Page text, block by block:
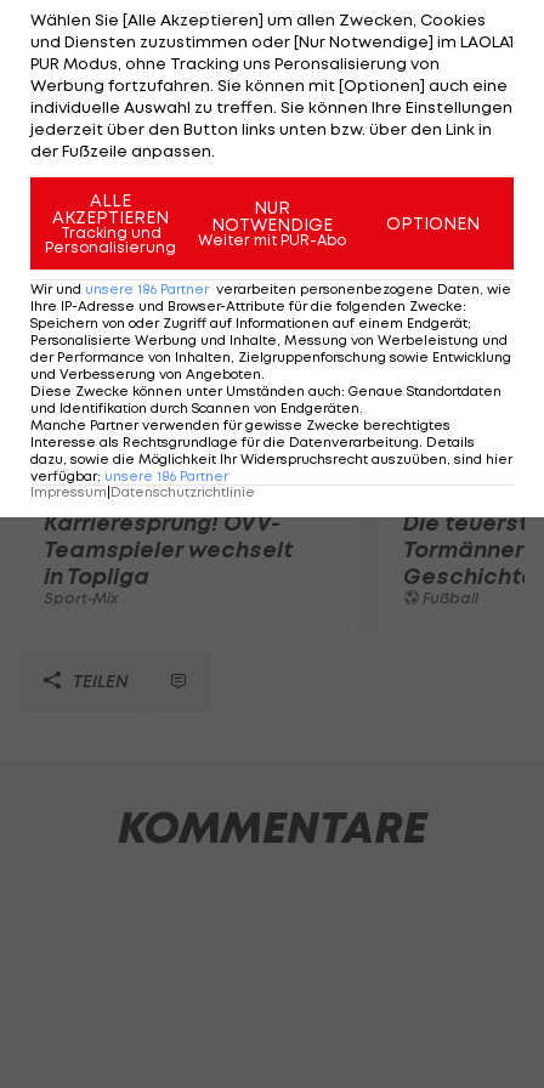
Russin Vera Zvonareva. Unter den Top-16 steht
auch Agnieszka Radwanska. Die Polin, Nummer
drei der Setzliste, lässt Heather Watson beim 6:0,
6:2 keine Chance. Angelique Kerber (GER) wirft die
US-Amerikanerin Christina McHale mit 6:2, 6:3 aus
dem Turnier.
Mehr zum Thema
Karrieresprung! ÖVV-
Teamspieler wechselt
in Topliga
Sport-Mix
Die
Tormänner
Geschichte
Fußball
TEILEN
KOMMENTARE
Wählen Sie [Alle Akzeptieren] um allen Zwecken, Cookies
und Diensten zuzustimmen oder [Nur Notwendige] im LAOLA1
PUR Modus, ohne Tracking uns Peronsalisierung von
Werbung fortzufahren. Sie können mit [Optionen] auch eine
individuelle Auswahl zu treffen. Sie können Ihre Einstellungen
jederzeit über den Button links unten bzw. über den Link in
der Fußzeile anpassen.
ALLE
AKZEPTIEREN
Tracking und
Personalisierung
NUR
NOTWENDIGE
Weiter mit PUR-Abo
OPTIONEN
Wir und unsere 186 Partner verarbeiten personenbezogene Daten, wie
Ihre IP-Adresse und Browser-Attribute für die folgenden Zwecke:
Speichern von oder Zugriff auf Informationen auf einem Endgerät;
Personalisierte Werbung und Inhalte, Messung von Werbeleistung und
der Performance von Inhalten, Zielgruppenforschung sowie Entwicklung
und Verbesserung von Angeboten.
Diese Zwecke können unter Umständen auch: Genaue Standortdaten
und Identifikation durch Scannen von Endgeräten.
Manche Partner verwenden für gewisse Zwecke berechtigtes
Interesse als Rechtsgrundlage für die Datenverarbeitung. Details
dazu, sowie die Möglichkeit Ihr Widerspruchsrecht auszuüben, sind hier
verfügbar: unsere 186 Partner
Impressum Datenschutzrichtlinie